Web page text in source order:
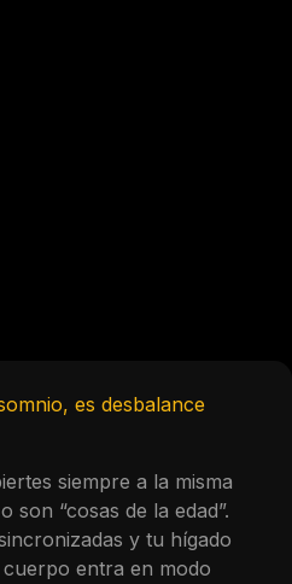
es desbalance
siempre a la misma
son “cosas de la edad”.
y tu hígado
entra en modo